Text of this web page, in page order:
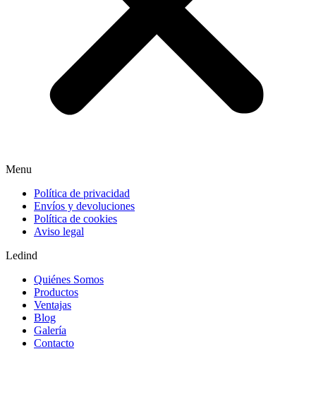
Menu
Política de privacidad
Envíos y devoluciones
Política de cookies
Aviso legal
Ledind
Quiénes Somos
Productos
Ventajas
Blog
Galería
Contacto